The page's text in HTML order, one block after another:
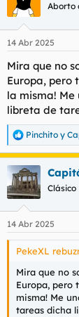
i
e
:
Aborto
14 Abr 2025
Mira que no
Europa, pero
la misma! Me
libreta de
R
e
a
c
c
i
e
s
Pinchito y
Clásico
14 Abr 2025
PekeXL
Mira que no
Europa, pero
misma! Me
tareas dicha